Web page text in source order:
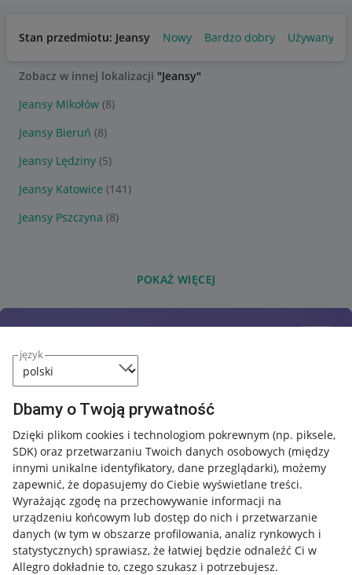
język
Dbamy o Twoją prywatność
Dzięki plikom cookies i technologiom pokrewnym (np. piksele,
SDK) oraz przetwarzaniu Twoich danych osobowych (między
innymi unikalne identyfikatory, dane przeglądarki), możemy
zapewnić, że dopasujemy do Ciebie wyświetlane treści.
Wyrażając zgodę na przechowywanie informacji na
urządzeniu końcowym lub dostęp do nich i przetwarzanie
danych (w tym w obszarze profilowania, analiz rynkowych i
statystycznych) sprawiasz, że łatwiej będzie odnaleźć Ci w
Allegro dokładnie to, czego szukasz i potrzebujesz.
Stan przedmiotu: Jeansy Nowy Bardzo dobry Używany
Zobacz w innej lokalizacji "Jeansy"
Jeansy Mikołów (8)
Jeansy Bieruń (8)
Jeansy Lędziny (5)
Jeansy Katowice (141)
Jeansy Pszczyna (8)
POKAŻ WIĘCEJ